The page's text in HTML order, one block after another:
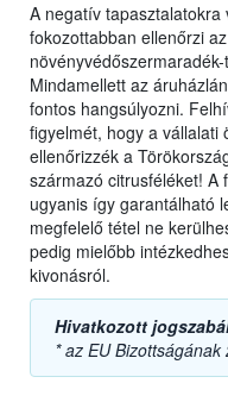
A negatív
fokozottabban ellenőrzi
Mindamellett az
fontos hangsúlyozni.
figyelmét, hogy a vállalati
ellenőrizzék a
származó citrusféléket! A
ugyanis így garantálható
megfelelő tétel ne
pedig mielőbb
kivonásról.
Hivatkozott
* az EU